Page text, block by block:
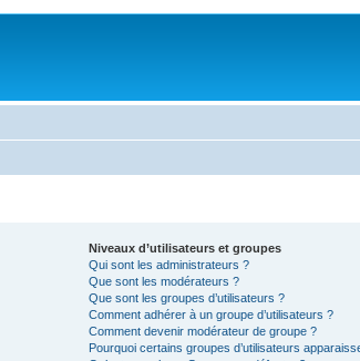
Niveaux d’utilisateurs et groupes
Qui sont les administrateurs ?
Que sont les modérateurs ?
Que sont les groupes d’utilisateurs ?
Comment adhérer à un groupe d’utilisateurs ?
Comment devenir modérateur de groupe ?
Pourquoi certains groupes d’utilisateurs